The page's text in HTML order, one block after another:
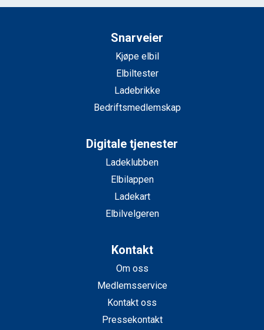
Snarveier
Kjøpe elbil
Elbiltester
Ladebrikke
Bedriftsmedlemskap
Digitale tjenester
Ladeklubben
Elbilappen
Ladekart
Elbilvelgeren
Kontakt
Om oss
Medlemsservice
Kontakt oss
Pressekontakt